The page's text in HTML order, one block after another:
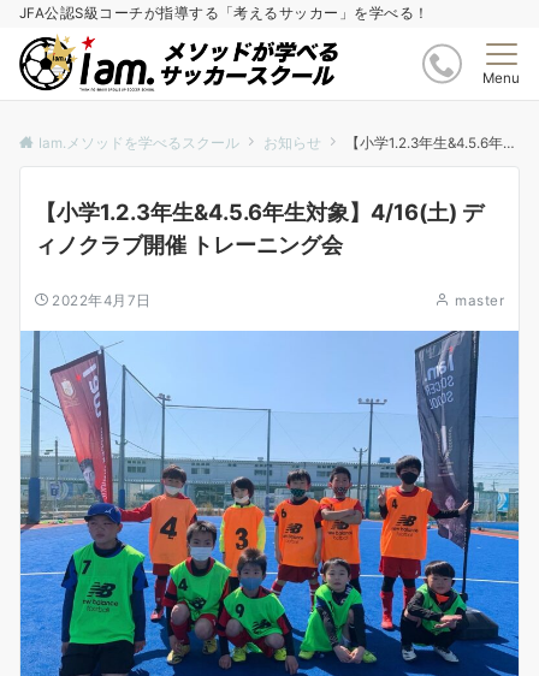
JFA公認S級コーチが指導する「考えるサッカー」を学べる！
Menu
Iam.メソッドを学べるスクール お知らせ 【小学1.2.3年生&4.5.6年生対象】4/16(土) ディノクラブ開催 トレーニング会
【小学1.2.3年生&4.5.6年生対象】4/16(土) デ
ィノクラブ開催 トレーニング会
2022年4月7日 master